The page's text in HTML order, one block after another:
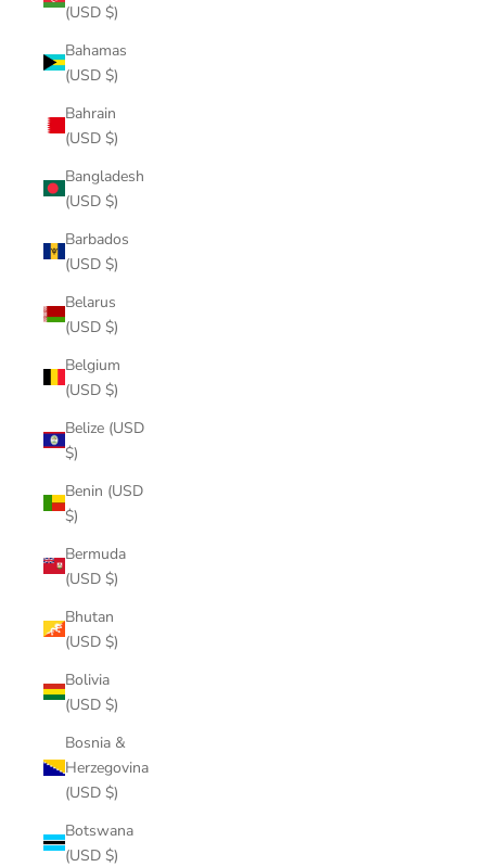
(USD $)
Bahamas
(USD $)
Bahrain
(USD $)
Bangladesh
(USD $)
Barbados
(USD $)
Belarus
(USD $)
Belgium
(USD $)
Belize (USD
$)
Benin (USD
$)
Bermuda
(USD $)
Bhutan
(USD $)
Bolivia
(USD $)
Bosnia &
Herzegovina
(USD $)
Botswana
(USD $)